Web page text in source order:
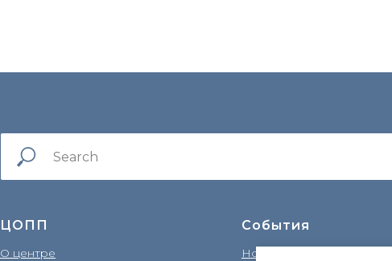
ЦОПП
О центре
События
Новости